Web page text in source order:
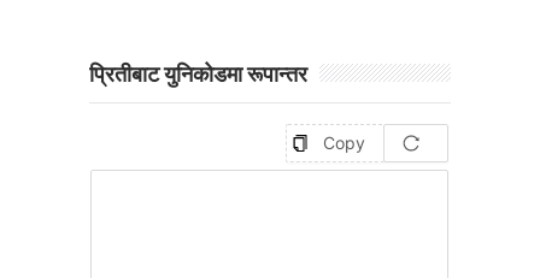
प्रितीबाट युनिकोडमा रूपान्तर